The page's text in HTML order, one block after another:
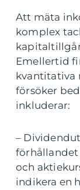
Att mäta
komplex
Emellertid
kvantitativa
försöker
inkluderar:
–
och
indikera en